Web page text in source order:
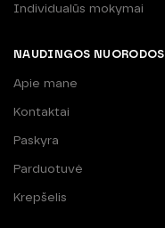
Individualūs mokymai
NAUDINGOS NUORODOS
Apie mane
Kontaktai
Paskyra
Parduotuvė
Krepšelis